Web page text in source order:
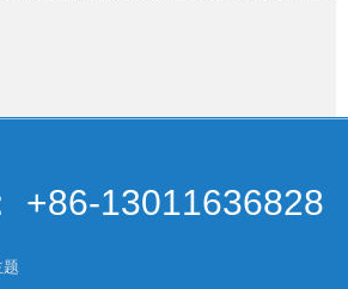
+86-13011636828